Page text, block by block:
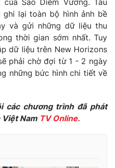
VTV Thể thao
Bất động sản
Tấm lòng Việt
Vươn mình bằng AI
lại toàn bộ hình ảnh bề
và gửi những dữ liệu thu
thời gian sớm nhất. Tuy
dữ liệu trên New Horizons
phải chờ đợi từ 1 - 2 ngày
những bức hình chi tiết về
các chương trình đã phát
Việt Nam TV Online.